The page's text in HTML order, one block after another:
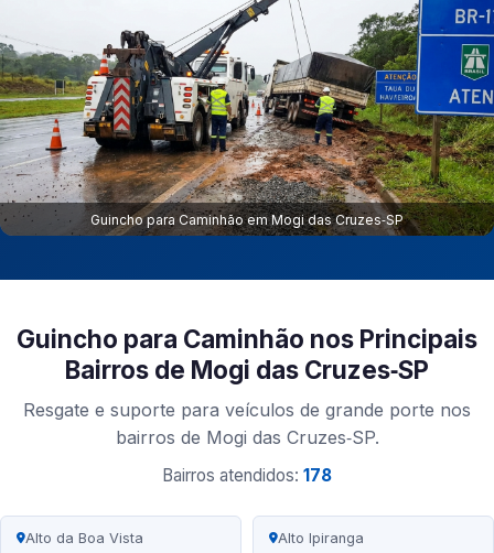
Guincho para Caminhão em Mogi das Cruzes‑SP
Guincho para Caminhão nos Principais
Bairros de Mogi das Cruzes‑SP
Resgate e suporte para veículos de grande porte nos
bairros de Mogi das Cruzes‑SP.
Bairros atendidos: 178
Alto da Boa Vista Alto Ipiranga